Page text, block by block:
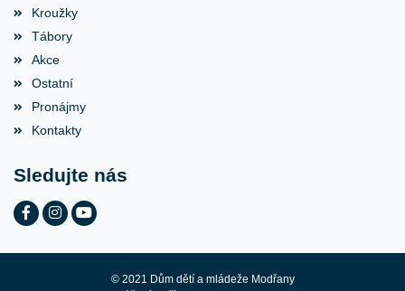
Kroužky
Tábory
Akce
Ostatní
Pronájmy
Kontakty
Sledujte nás
© 2021 Dům dětí a mládeže Modřany